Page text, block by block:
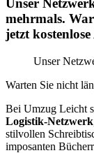
Unser
mehrmals.
jetzt
Unser
Warten Sie nicht
Bei Umzug Leicht
Logistik-Netzwerk
stilvollen
imposanten